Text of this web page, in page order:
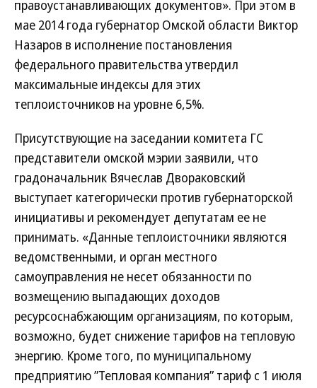
правоустанавливающих документов». При этом в
мае 2014 года губернатор Омской области Виктор
Назаров в исполнение постановления
федерального правительства утвердил
максимальные индексы для этих
теплоисточников на уровне 6,5%.
Присутствующие на заседании комитета ГС
представители омской мэрии заявили, что
градоначальник Вячеслав Двораковский
выступает категорически против губернаторской
инициативы и рекомендует депутатам ее не
принимать. «Данные теплоисточники являются
ведомственными, и орган местного
самоуправления не несет обязанности по
возмещению выпадающих доходов
ресурсоснабжающим организациям, по которым,
возможно, будет снижение тарифов на тепловую
энергию. Кроме того, по муниципальному
предприятию ”Тепловая компания” тариф с 1 июля